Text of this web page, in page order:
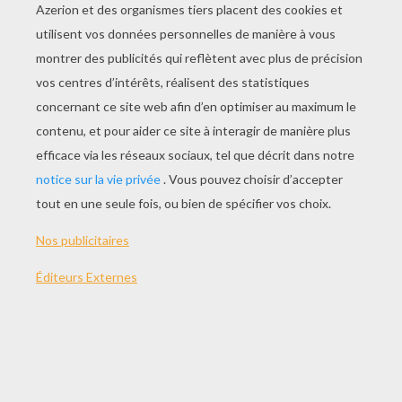
comme le serpent Kaa et le tigre Shere Kahn qui mettent
en danger la vie du jeune garçon...
THÈMES: Le Livre De La Jungle
NOTER CETTE PAGE